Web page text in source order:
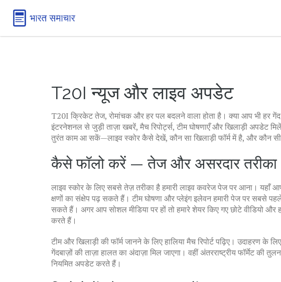
T20I न्यूज और लाइव अपडेट
T20I क्रिकेट तेज, रोमांचक और हर पल बदलने वाला होता है। क्या आप भी हर
इंटरनेशनल से जुड़ी ताज़ा खबरें, मैच रिपोर्ट्स, टीम घोषणाएँ और खिलाड़ी अपडेट
तुरंत काम आ सकें—लाइव स्कोर कैसे देखें, कौन सा खिलाड़ी फॉर्म में है, और कौन
कैसे फॉलो करें — तेज और असरदार तरीका
लाइव स्कोर के लिए सबसे तेज़ तरीका है हमारी लाइव कवरेज पेज पर आना।
क्षणों का संक्षेप पढ़ सकते हैं। टीम घोषणा और प्लेइंग इलेवन हमारी पेज पर सबसे
सकते हैं। अगर आप सोशल मीडिया पर हों तो हमारे शेयर किए गए छोटे वीडियो
करते हैं।
टीम और खिलाड़ी की फॉर्म जानने के लिए हालिया मैच रिपोर्ट पढ़िए। उदाहरण
गेंदबाज़ों की ताज़ा हालत का अंदाज़ा मिल जाएगा। वहीं अंतरराष्ट्रीय फॉर्मेट की
नियमित अपडेट करते हैं।